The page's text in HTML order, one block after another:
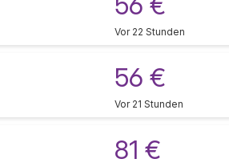
Vor 22 Stunden
56 €
Vor 21 Stunden
81 €